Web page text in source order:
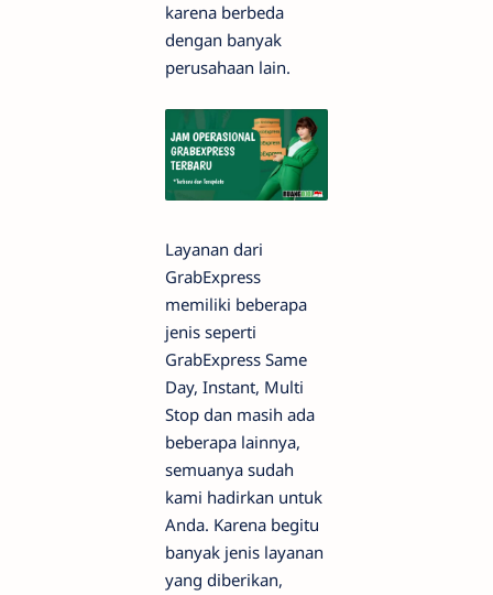
karena berbeda
dengan banyak
perusahaan lain.
Layanan dari
GrabExpress
memiliki beberapa
jenis seperti
GrabExpress Same
Day, Instant, Multi
Stop dan masih ada
beberapa lainnya,
semuanya sudah
kami hadirkan untuk
Anda. Karena begitu
banyak jenis layanan
yang diberikan,